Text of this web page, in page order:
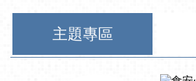
主題專區